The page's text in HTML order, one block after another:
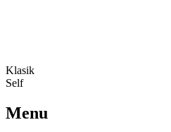
Klasik
Self
Menu